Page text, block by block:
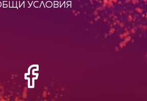
УСЛОВИЯ